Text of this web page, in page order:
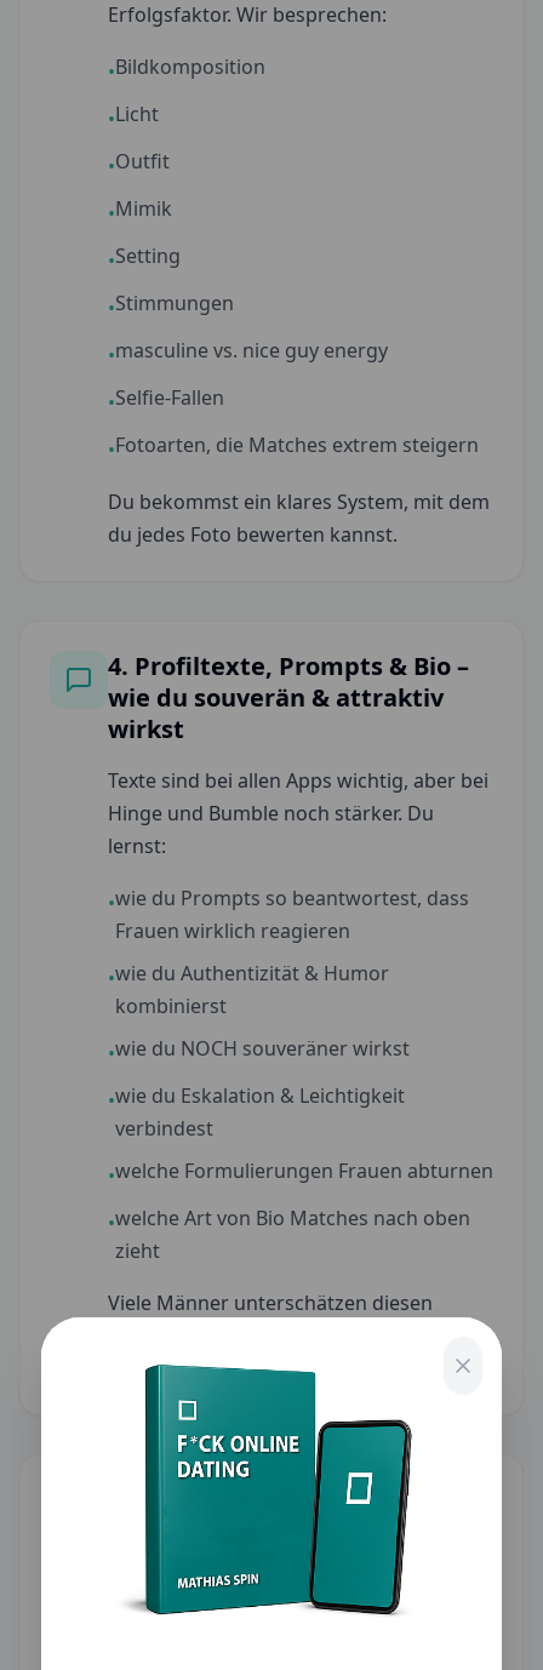
Erfolgsfaktor. Wir besprechen:
•Bildkomposition
•Licht
•Outfit
•Mimik
•Setting
•Stimmungen
•masculine vs. nice guy energy
•Selfie-Fallen
•Fotoarten, die Matches extrem steigern
Du bekommst ein klares System, mit dem
du jedes Foto bewerten kannst.
4. Profiltexte, Prompts & Bio –
wie du souverän & attraktiv
wirkst
Texte sind bei allen Apps wichtig, aber bei
Hinge und Bumble noch stärker. Du
lernst:
•wie du Prompts so beantwortest, dass
Frauen wirklich reagieren
•wie du Authentizität & Humor
kombinierst
•wie du NOCH souveräner wirkst
•wie du Eskalation & Leichtigkeit
verbindest
•welche Formulierungen Frauen abturnen
•welche Art von Bio Matches nach oben
zieht
Viele Männer unterschätzen diesen
Chancen.
Gesprächsführung – vom Match
zum Date
Du erhältst: